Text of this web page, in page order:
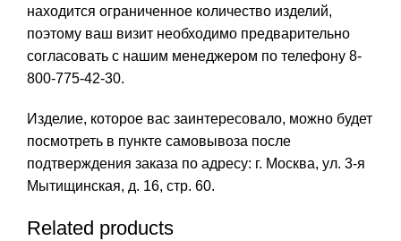
находится ограниченное количество изделий,
поэтому ваш визит необходимо предварительно
согласовать с нашим менеджером по телефону 8-
800-775-42-30.
Изделие, которое вас заинтересовало, можно будет
посмотреть в пункте самовывоза после
подтверждения заказа по адресу: г. Москва, ул. 3-я
Мытищинская, д. 16, стр. 60.
Related products